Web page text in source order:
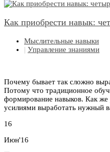
Как приобрести навык:
Мыслительные навыки
| Управление знаниями
Почему бывает так сложно
Потому что традиционное
формирование навыков. Как
усилиями выработать нужный
16
Июн'16